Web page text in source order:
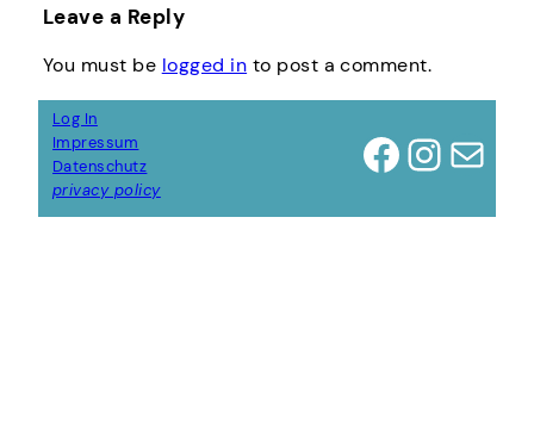
Leave a Reply
You must be logged in to post a comment.
Log In
Impressum
Datenschutz
privacy policy
Facebook InstagramMail